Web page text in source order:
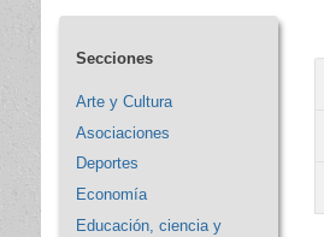
Secciones
Arte y Cultura
Asociaciones
Deportes
Economía
Educación, ciencia y